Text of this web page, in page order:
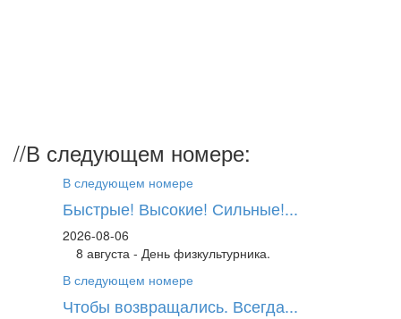
//В следующем номере:
В следующем номере
Быстрые! Высокие! Сильные!...
2026-08-06
8 августа - День физкультурника.
В следующем номере
Чтобы возвращались. Всегда...